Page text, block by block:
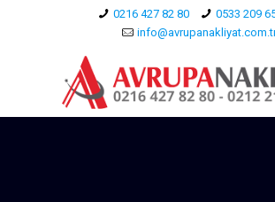
0216 427 82 80
0533 209